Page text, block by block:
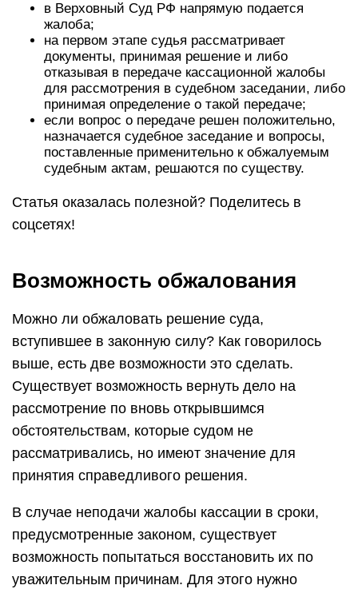
в Верховный Суд РФ напрямую подается
жалоба;
на первом этапе судья рассматривает
документы, принимая решение и либо
отказывая в передаче кассационной жалобы
для рассмотрения в судебном заседании, либо
принимая определение о такой передаче;
если вопрос о передаче решен положительно,
назначается судебное заседание и вопросы,
поставленные применительно к обжалуемым
судебным актам, решаются по существу.
Статья оказалась полезной? Поделитесь в
соцсетях!
Возможность обжалования
Можно ли обжаловать решение суда,
вступившее в законную силу? Как говорилось
выше, есть две возможности это сделать.
Существует возможность вернуть дело на
рассмотрение по вновь открывшимся
обстоятельствам, которые судом не
рассматривались, но имеют значение для
принятия справедливого решения.
В случае неподачи жалобы кассации в сроки,
предусмотренные законом, существует
возможность попытаться восстановить их по
уважительным причинам. Для этого нужно